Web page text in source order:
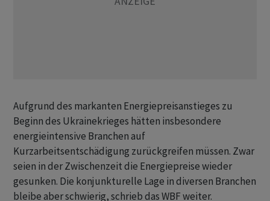
Aufgrund des markanten Energiepreisanstieges zu
Beginn des Ukrainekrieges hätten insbesondere
energieintensive Branchen auf
Kurzarbeitsentschädigung zurückgreifen müssen. Zwar
seien in der Zwischenzeit die Energiepreise wieder
gesunken. Die konjunkturelle Lage in diversen Branchen
bleibe aber schwierig, schrieb das WBF weiter.